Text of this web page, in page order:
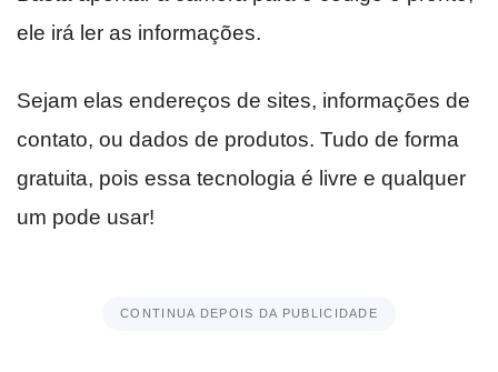
ele irá ler as informações.
Sejam elas endereços de sites, informações de
contato, ou dados de produtos. Tudo de forma
gratuita, pois essa tecnologia é livre e qualquer
um pode usar!
CONTINUA DEPOIS DA PUBLICIDADE